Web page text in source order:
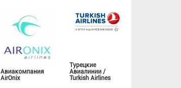
Авиакомпания
AirOnix
Турецкие
Авиалинии /
Turkish Airlines